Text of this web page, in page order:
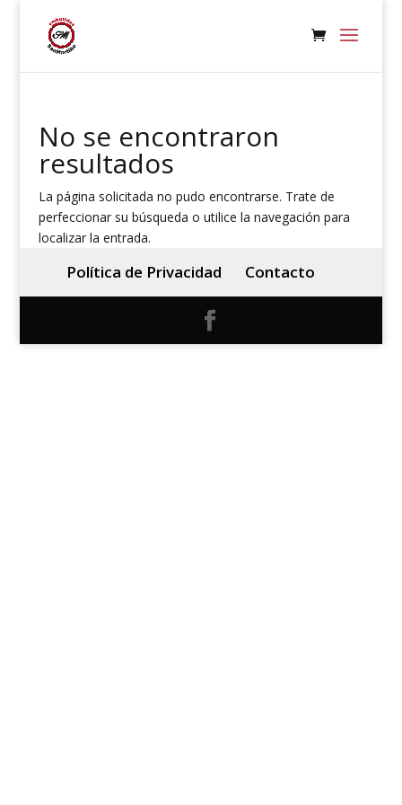
No se encontraron
resultados
La página solicitada no pudo encontrarse. Trate de
perfeccionar su búsqueda o utilice la navegación para
localizar la entrada.
Política de Privacidad Contacto